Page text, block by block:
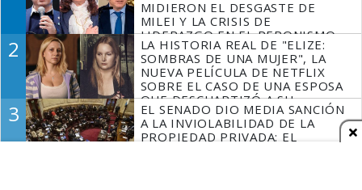
MIDIERON EL DESGASTE DE
MILEI Y LA CRISIS DE
LIDERAZGO EN EL PERONISMO
2
LA HISTORIA REAL DE "ELIZE:
SOMBRAS DE UNA MUJER", LA
NUEVA PELÍCULA DE NETFLIX
SOBRE EL CASO DE UNA ESPOSA
QUE DESCUARTIZÓ A SU
MARIDO
3
EL SENADO DIO MEDIA SANCIÓN
A LA INVIOLABILIDAD DE LA
PROPIEDAD PRIVADA: EL